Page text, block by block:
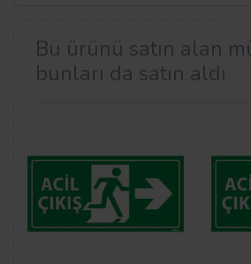
Bu ürünü satın alan
bunları da satın aldı